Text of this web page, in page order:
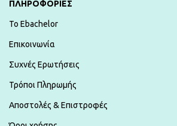
ΠΛΗΡΟΦΟΡΙΕΣ
To Ebachelor
Επικοινωνία
Συχνές Ερωτήσεις
Τρόποι Πληρωμής
Αποστολές & Επιστροφές